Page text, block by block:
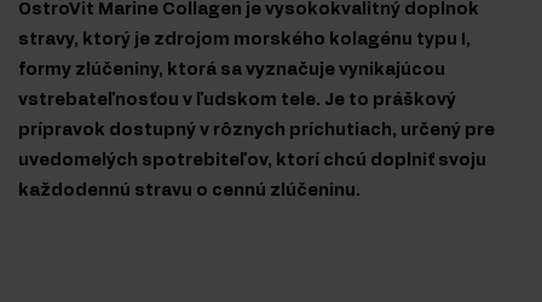
OstroVit Marine Collagen je vysokokvalitný doplnok
stravy, ktorý je zdrojom morského kolagénu typu I,
formy zlúčeniny, ktorá sa vyznačuje vynikajúcou
vstrebateľnosťou v ľudskom tele. Je to práškový
prípravok dostupný v rôznych príchutiach, určený pre
uvedomelých spotrebiteľov, ktorí chcú doplniť svoju
každodennú stravu o cennú zlúčeninu.